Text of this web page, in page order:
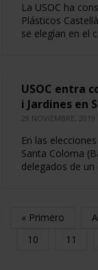
La USOC ha
Plásticos
se elegían en el
USOC entra
i Jardines en
29 NOVIEMBRE, 2019
En las
Santa Coloma
delegados de
« Primero
10
11